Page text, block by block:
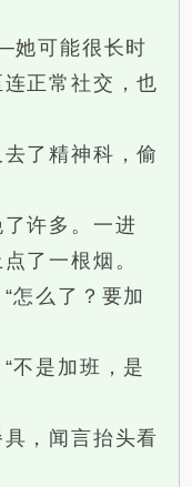
可能很长时
正常社交，也
了精神科，偷
许多。一进
了一根烟。
么了？要加
是加班，是
，闻言抬头看